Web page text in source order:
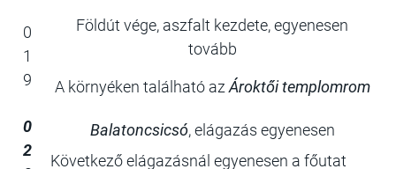
0
1
9
Földút vége, aszfalt kezdete, egyenesen
tovább
A környéken található azÁroktői templomrom
0
2
Balatoncsicsó, elágazás egyenesen
Következő elágazásnál egyenesen a főutat